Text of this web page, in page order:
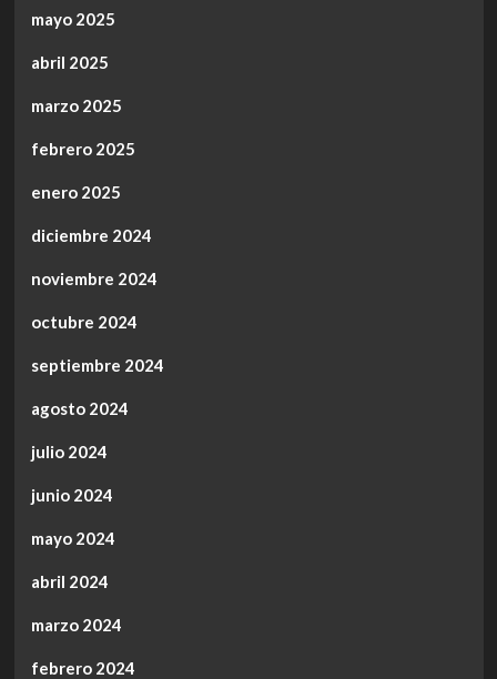
mayo 2025
abril 2025
marzo 2025
febrero 2025
enero 2025
diciembre 2024
noviembre 2024
octubre 2024
septiembre 2024
agosto 2024
julio 2024
junio 2024
mayo 2024
abril 2024
marzo 2024
febrero 2024